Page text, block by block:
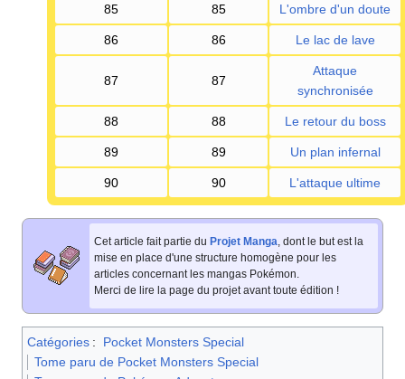
85 85 L'ombre d'un doute
86 86 Le lac de lave
87 87
Attaque
synchronisée
88 88 Le retour du boss
89 89 Un plan infernal
90 90 L'attaque ultime
Cet article fait partie du Projet Manga, dont le but est la
mise en place d'une structure homogène pour les
articles concernant les mangas Pokémon.
Merci de lire la page du projet avant toute édition !
Catégories :
Pocket Monsters Special
Tome paru de Pocket Monsters Special